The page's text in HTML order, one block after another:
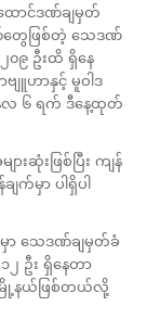
ောင်ဒဏ်ချမှတ်
တွေဖြစ်တဲ့ သေဒဏ်
၉ ဦးထိ ရှိနေ
ဟာနှင့် မူဝါဒ
န်လ ၆ ရက် ဒီနေ့ထုတ်
းဆုံးဖြစ်ပြီး ကျန်
က်မှာ ပါရှိပါ
ာ သေဒဏ်ချမှတ်ခံ
ဦး ရှိနေတာ
ြို့နယ်ဖြစ်တယ်လို့